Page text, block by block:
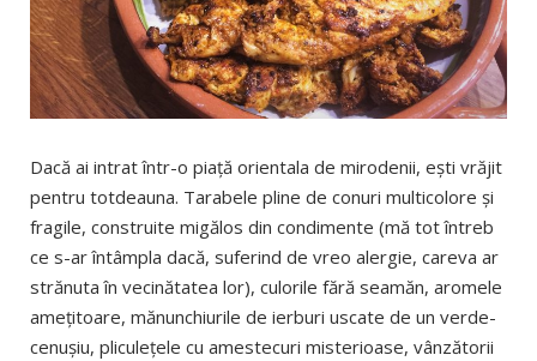
Dacă ai intrat într-o piață orientala de mirodenii, ești vrăjit
pentru totdeauna. Tarabele pline de conuri multicolore și
fragile, construite migălos din condimente (mă tot întreb
ce s-ar întâmpla dacă, suferind de vreo alergie, careva ar
strănuta în vecinătatea lor), culorile fără seamăn, aromele
amețitoare, mănunchiurile de ierburi uscate de un verde-
cenușiu, pliculețele cu amestecuri misterioase, vânzătorii